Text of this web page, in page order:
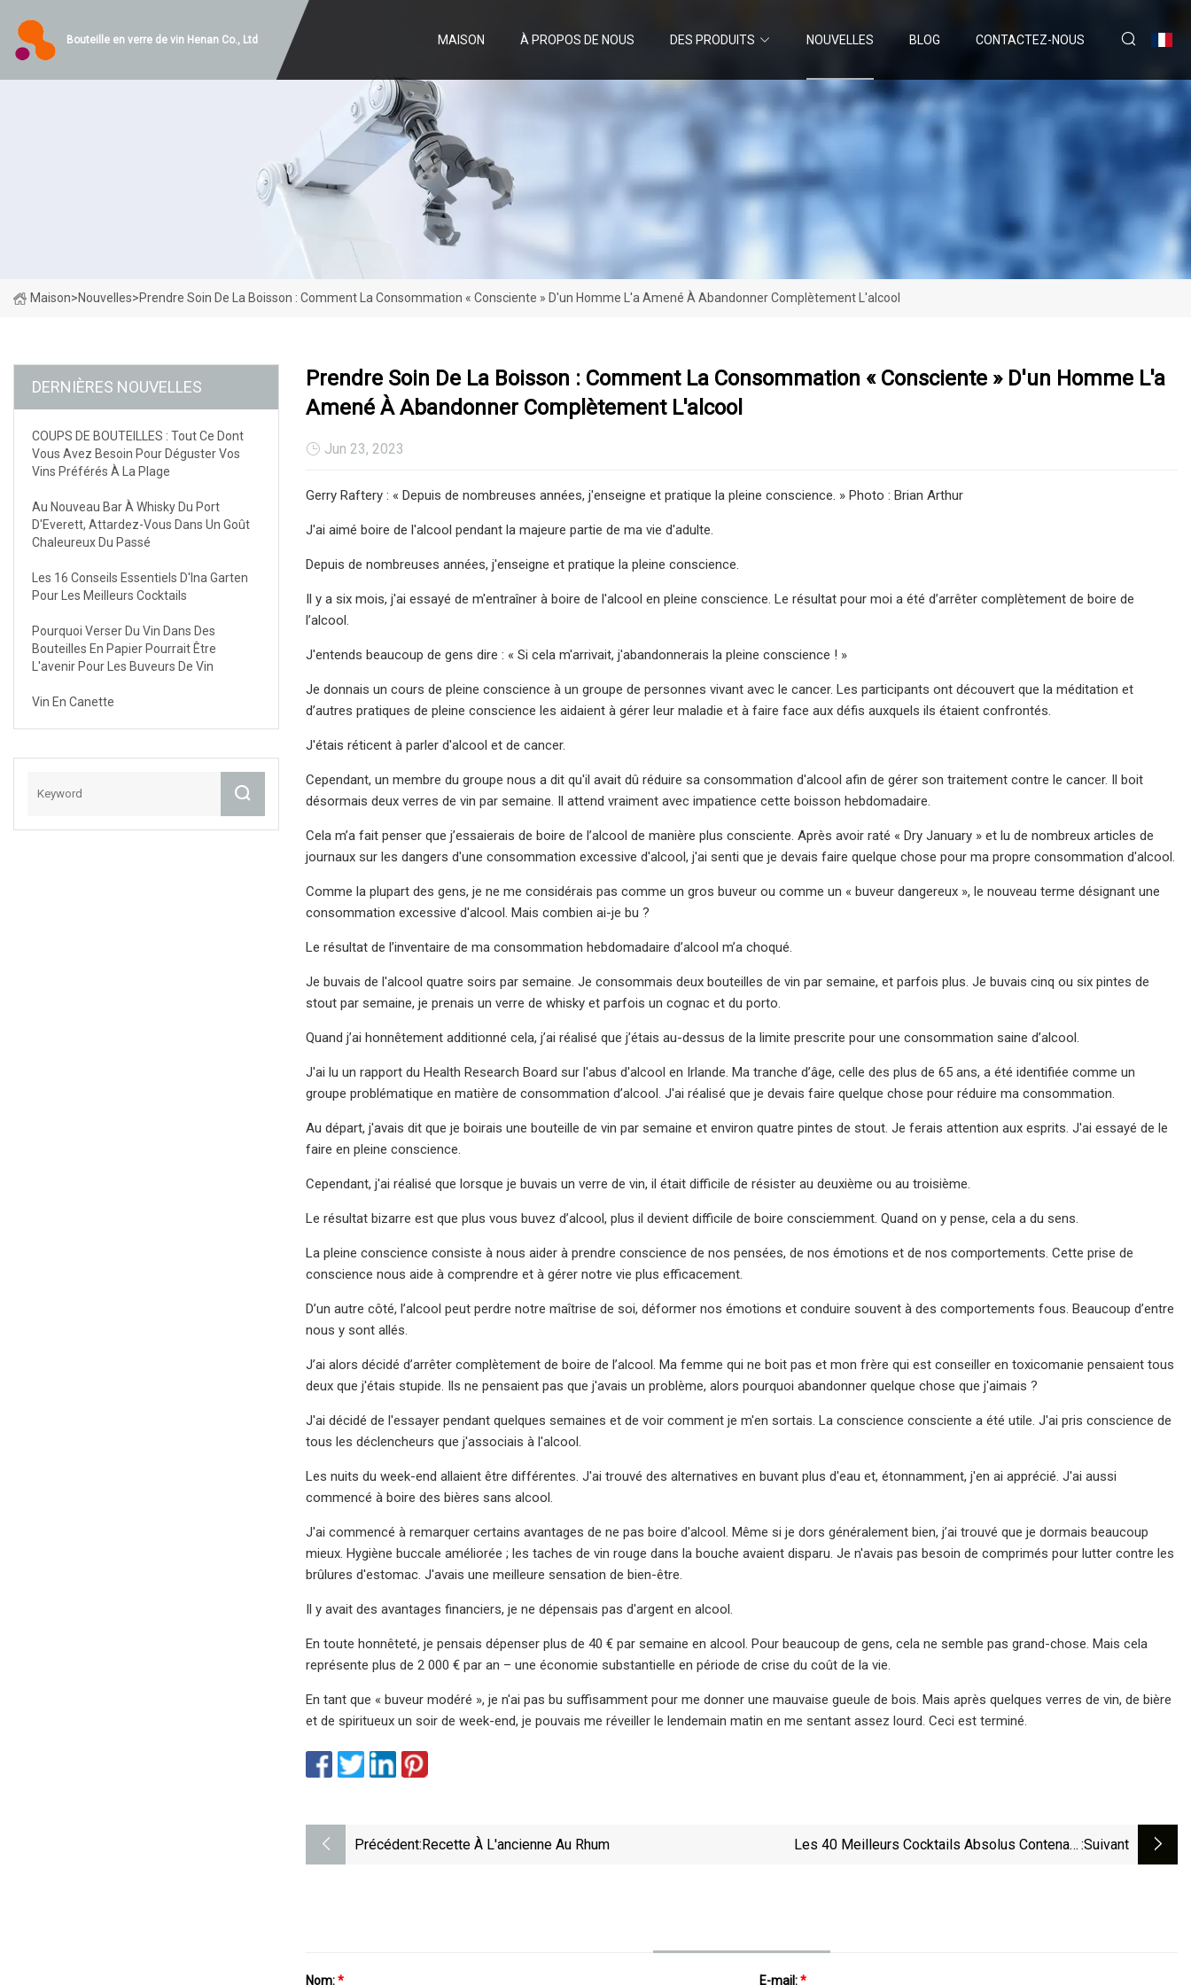
Bouteille en verre de vin Henan Co., Ltd MAISON À PROPOS DE NOUS DES PRODUITS NOUVELLES BLOG CONTACTEZ-NOUS
Maison>Nouvelles>Prendre Soin De La Boisson : Comment La Consommation « Consciente » D'un Homme L'a Amené À Abandonner Complètement L'alcool
DERNIÈRES NOUVELLES
COUPS DE BOUTEILLES : Tout Ce Dont
Vous Avez Besoin Pour Déguster Vos
Vins Préférés À La Plage
Au Nouveau Bar À Whisky Du Port
D'Everett, Attardez-Vous Dans Un Goût
Chaleureux Du Passé
Les 16 Conseils Essentiels D'Ina Garten
Pour Les Meilleurs Cocktails
Pourquoi Verser Du Vin Dans Des
Bouteilles En Papier Pourrait Être
L'avenir Pour Les Buveurs De Vin
Vin En Canette
Prendre Soin De La Boisson : Comment La Consommation « Consciente » D'un Homme L'a
Amené À Abandonner Complètement L'alcool
Jun 23, 2023
Gerry Raftery : « Depuis de nombreuses années, j'enseigne et pratique la pleine conscience. » Photo : Brian Arthur
J'ai aimé boire de l'alcool pendant la majeure partie de ma vie d'adulte.
Depuis de nombreuses années, j'enseigne et pratique la pleine conscience.
Il y a six mois, j'ai essayé de m'entraîner à boire de l'alcool en pleine conscience. Le résultat pour moi a été d’arrêter complètement de boire de
l’alcool.
J'entends beaucoup de gens dire : « Si cela m'arrivait, j'abandonnerais la pleine conscience ! »
Je donnais un cours de pleine conscience à un groupe de personnes vivant avec le cancer. Les participants ont découvert que la méditation et
d’autres pratiques de pleine conscience les aidaient à gérer leur maladie et à faire face aux défis auxquels ils étaient confrontés.
J'étais réticent à parler d'alcool et de cancer.
Cependant, un membre du groupe nous a dit qu'il avait dû réduire sa consommation d'alcool afin de gérer son traitement contre le cancer. Il boit
désormais deux verres de vin par semaine. Il attend vraiment avec impatience cette boisson hebdomadaire.
Cela m’a fait penser que j’essaierais de boire de l’alcool de manière plus consciente. Après avoir raté « Dry January » et lu de nombreux articles de
journaux sur les dangers d'une consommation excessive d'alcool, j'ai senti que je devais faire quelque chose pour ma propre consommation d'alcool.
Comme la plupart des gens, je ne me considérais pas comme un gros buveur ou comme un « buveur dangereux », le nouveau terme désignant une
consommation excessive d'alcool. Mais combien ai-je bu ?
Le résultat de l’inventaire de ma consommation hebdomadaire d’alcool m’a choqué.
Je buvais de l'alcool quatre soirs par semaine. Je consommais deux bouteilles de vin par semaine, et parfois plus. Je buvais cinq ou six pintes de
stout par semaine, je prenais un verre de whisky et parfois un cognac et du porto.
Quand j’ai honnêtement additionné cela, j’ai réalisé que j’étais au-dessus de la limite prescrite pour une consommation saine d’alcool.
J'ai lu un rapport du Health Research Board sur l'abus d'alcool en Irlande. Ma tranche d’âge, celle des plus de 65 ans, a été identifiée comme un
groupe problématique en matière de consommation d’alcool. J'ai réalisé que je devais faire quelque chose pour réduire ma consommation.
Au départ, j'avais dit que je boirais une bouteille de vin par semaine et environ quatre pintes de stout. Je ferais attention aux esprits. J'ai essayé de le
faire en pleine conscience.
Cependant, j'ai réalisé que lorsque je buvais un verre de vin, il était difficile de résister au deuxième ou au troisième.
Le résultat bizarre est que plus vous buvez d’alcool, plus il devient difficile de boire consciemment. Quand on y pense, cela a du sens.
La pleine conscience consiste à nous aider à prendre conscience de nos pensées, de nos émotions et de nos comportements. Cette prise de
conscience nous aide à comprendre et à gérer notre vie plus efficacement.
D’un autre côté, l’alcool peut perdre notre maîtrise de soi, déformer nos émotions et conduire souvent à des comportements fous. Beaucoup d’entre
nous y sont allés.
J’ai alors décidé d’arrêter complètement de boire de l’alcool. Ma femme qui ne boit pas et mon frère qui est conseiller en toxicomanie pensaient tous
deux que j'étais stupide. Ils ne pensaient pas que j'avais un problème, alors pourquoi abandonner quelque chose que j'aimais ?
J'ai décidé de l'essayer pendant quelques semaines et de voir comment je m'en sortais. La conscience consciente a été utile. J'ai pris conscience de
tous les déclencheurs que j'associais à l'alcool.
Les nuits du week-end allaient être différentes. J'ai trouvé des alternatives en buvant plus d'eau et, étonnamment, j'en ai apprécié. J'ai aussi
commencé à boire des bières sans alcool.
J'ai commencé à remarquer certains avantages de ne pas boire d'alcool. Même si je dors généralement bien, j’ai trouvé que je dormais beaucoup
mieux. Hygiène buccale améliorée ; les taches de vin rouge dans la bouche avaient disparu. Je n'avais pas besoin de comprimés pour lutter contre les
brûlures d'estomac. J'avais une meilleure sensation de bien-être.
Il y avait des avantages financiers, je ne dépensais pas d'argent en alcool.
En toute honnêteté, je pensais dépenser plus de 40 € par semaine en alcool. Pour beaucoup de gens, cela ne semble pas grand-chose. Mais cela
représente plus de 2 000 € par an – une économie substantielle en période de crise du coût de la vie.
En tant que « buveur modéré », je n'ai pas bu suffisamment pour me donner une mauvaise gueule de bois. Mais après quelques verres de vin, de bière
et de spiritueux un soir de week-end, je pouvais me réveiller le lendemain matin en me sentant assez lourd. Ceci est terminé.
Précédent:Recette À L'ancienne Au Rhum
Les 40 Meilleurs Cocktails Absolus Contenant :suivant
Nom:* E-mail:*